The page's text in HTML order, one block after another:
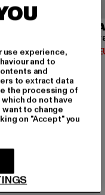
37,79 EUR
59,99 EURAktionspreis:12,74
use experience,
and to
and
to extract data
the processing of
do not have
to change
on "Accept" you